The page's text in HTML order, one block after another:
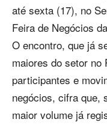
até sexta (17), no
Feira de Negócios
O encontro, que já
maiores do setor no
participantes e
negócios, cifra que,
maior volume já